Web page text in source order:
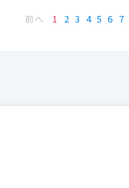
前へ 1 2 3 4 5 6 7